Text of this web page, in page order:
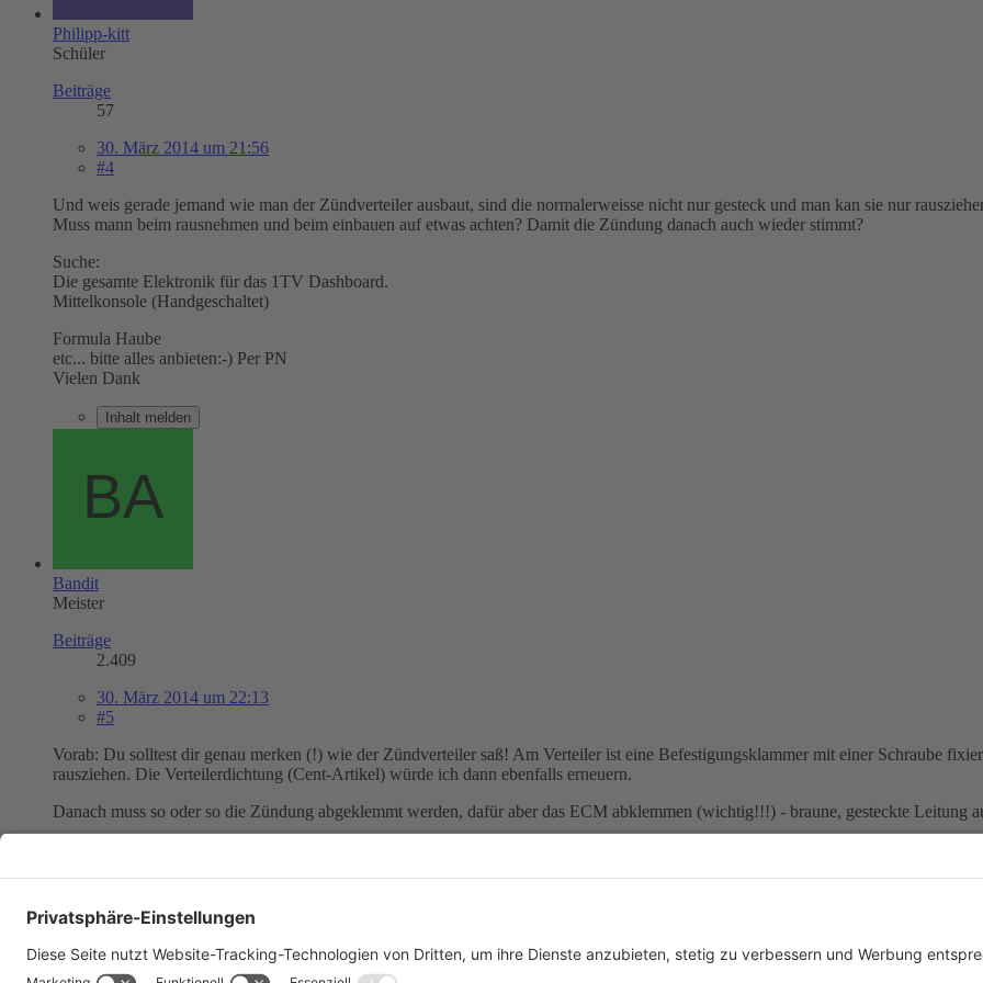
Philipp-kitt
Schüler
Beiträge
57
30. März 2014 um 21:56
#4
Und weis gerade jemand wie man der Zündverteiler ausbaut, sind die normalerweisse nicht nur gesteck und man kan sie nur
Muss mann beim rausnehmen und beim einbauen auf etwas achten? Damit die Zündung danach auch wieder stimmt?
Suche:
Die gesamte Elektronik für das 1TV Dashboard.
Mittelkonsole (Handgeschaltet)
Formula Haube
etc... bitte alles anbieten:-) Per PN
Vielen Dank
Inhalt melden
Bandit
Meister
Beiträge
2.409
30. März 2014 um 22:13
#5
Vorab: Du solltest dir genau merken (!) wie der Zündverteiler saß! Am Verteiler ist eine Befestigungsklammer mit einer Schraube
rausziehen. Die Verteilerdichtung (Cent-Artikel) würde ich dann ebenfalls erneuern.
Danach muss so oder so die Zündung abgeklemmt werden, dafür aber das ECM abklemmen (wichtig!!!) - braune, gesteckte Leitung
// edit: Der "Zündverteilerkasten" ist übrigens das Zündmodul, falls du das meinst. Und die sog. "Pick Up Coil" würde ich ebenfalls
Einmal editiert, zuletzt vonBandit(31. März 2014 um 15:54 )